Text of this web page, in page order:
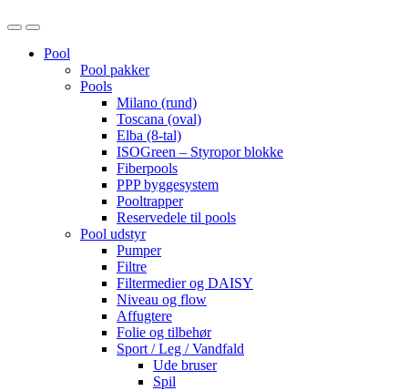
OpenClose
Pool
Pool pakker
Pools
Milano (rund)
Toscana (oval)
Elba (8-tal)
ISOGreen – Styropor blokke
Fiberpools
PPP byggesystem
Pooltrapper
Reservedele til pools
Pool udstyr
Pumper
Filtre
Filtermedier og DAISY
Niveau og flow
Affugtere
Folie og tilbehør
Sport / Leg / Vandfald
Ude bruser
Spil